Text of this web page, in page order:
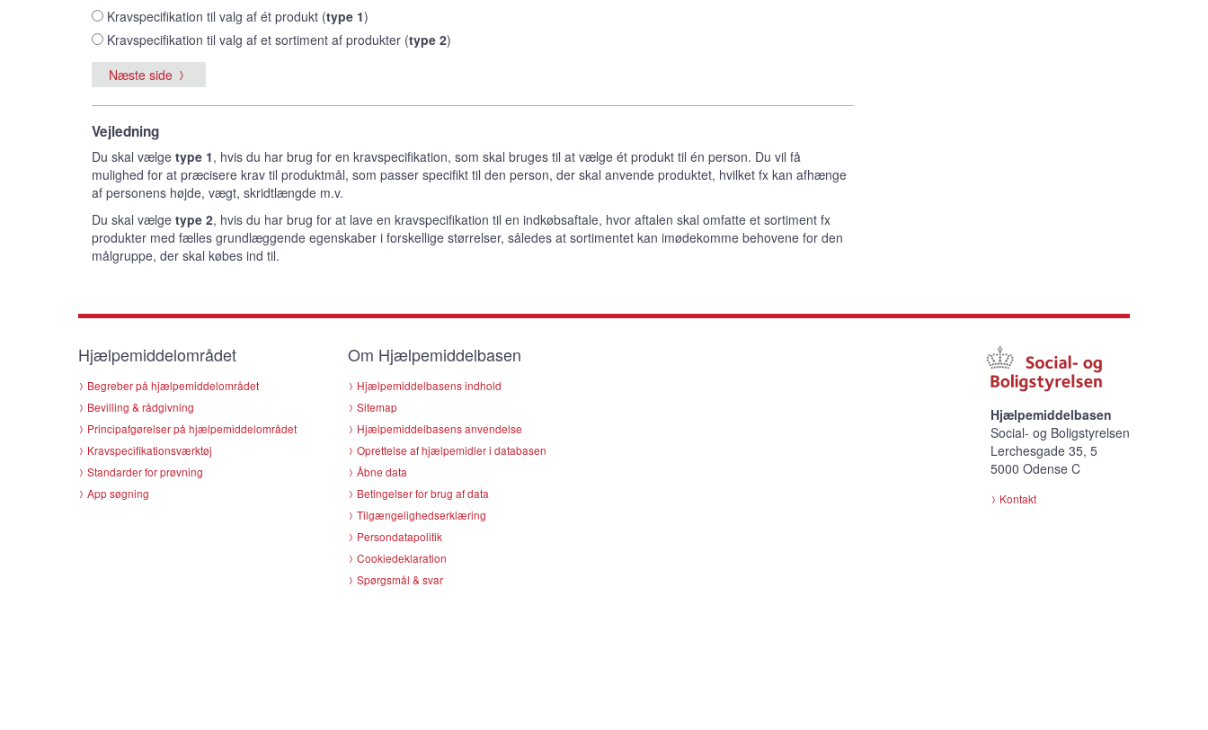
Kravspecifikation til valg af ét produkt (type 1)
Kravspecifikation til valg af et sortiment af produkter (type 2)
Næste side
Vejledning
Du skal vælge type 1, hvis du har brug for en kravspecifikation, som skal bruges til at vælge ét produkt til én person. Du vil få
mulighed for at præcisere krav til produktmål, som passer specifikt til den person, der skal anvende produktet, hvilket fx kan afhænge
af personens højde, vægt, skridtlængde m.v.
Du skal vælge type 2, hvis du har brug for at lave en kravspecifikation til en indkøbsaftale, hvor aftalen skal omfatte et sortiment fx
produkter med fælles grundlæggende egenskaber i forskellige størrelser, således at sortimentet kan imødekomme behovene for den
målgruppe, der skal købes ind til.
Hjælpemiddelområdet
Begreber på hjælpemiddelområdet
Bevilling & rådgivning
Principafgørelser på hjælpemiddelområdet
Kravspecifikationsværktøj
Standarder for prøvning
App søgning
Om Hjælpemiddelbasen
Hjælpemiddelbasens indhold
Sitemap
Hjælpemiddelbasens anvendelse
Oprettelse af hjælpemidler i databasen
Åbne data
Betingelser for brug af data
Tilgængelighedserklæring
Persondatapolitik
Cookiedeklaration
Spørgsmål & svar
Hjælpemiddelbasen
Social- og Boligstyrelsen
Lerchesgade 35, 5
5000 Odense C
Kontakt